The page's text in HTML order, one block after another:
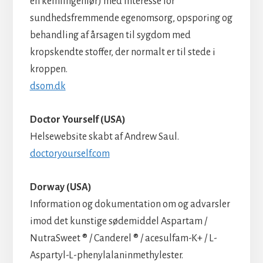
sundhedsfremmende egenomsorg, opsporing og
behandling af årsagen til sygdom med
kropskendte stoffer, der normalt er til stede i
kroppen.
dsom.dk
Doctor Yourself (USA)
Helsewebsite skabt af Andrew Saul.
doctoryourself.com
Dorway (USA)
Information og dokumentation om og advarsler
imod det kunstige sødemiddel Aspartam /
NutraSweet ® / Canderel ® / acesulfam-K+ / L-
Aspartyl-L-phenylalaninmethylester.